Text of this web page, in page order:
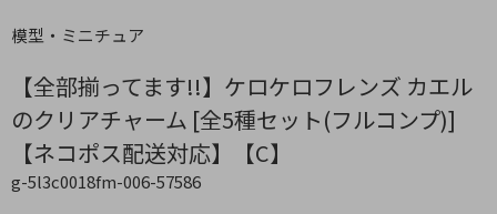
模型・ミニチュア
【全部揃ってます!!】ケロケロフレンズ カエル
のクリアチャーム [全5種セット(フルコンプ)]
【ネコポス配送対応】【C】
g-5l3c0018fm-006-57586